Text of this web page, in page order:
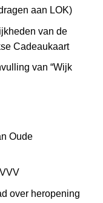
aan LOK)
van de
Cadeaukaart
van “Wijk
Oude
over heropening